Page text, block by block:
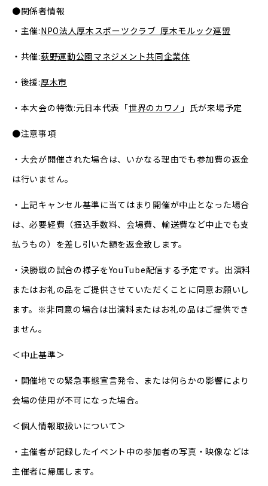
●関係者情報
・主催:NPO法人厚木スポーツクラブ 厚木モルック連盟
・共催:荻野運動公園マネジメント共同企業体
・後援:厚木市
・本大会の特徴:元日本代表「世界のカワノ 」氏が来場予定
●注意事項
・大会が開催された場合は、いかなる理由でも参加費の返金
は行いません。
・上記キャンセル基準に当てはまり開催が中止となった場合
は、必要経費（振込手数料、会場費、輸送費など中止でも支
払うもの）を差し引いた額を返金致します。
・決勝戦の試合の様子をYouTube配信する予定です。出演料
またはお礼の品をご提供させていただくことに同意お願いし
ます。※非同意の場合は出演料またはお礼の品はご提供でき
ません。
＜中止基準＞
・開催地での緊急事態宣言発令、または何らかの影響により
会場の使用が不可になった場合。
＜個人情報取扱いについて＞
・主催者が記録したイベント中の参加者の写真・映像などは
主催者に帰属します。